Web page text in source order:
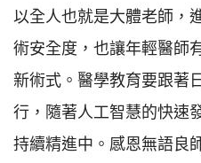
以全人也就是大體老師，
術安全度，也讓年輕醫師
新術式。醫學教育要跟著
行，隨著人工智慧的快速
持續精進中。感恩無語良